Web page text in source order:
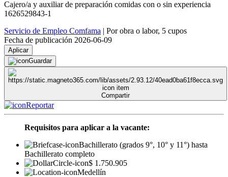
Cajero/a y auxiliar de preparación comidas con o sin experiencia
1626529843-1
Servicio de Empleo Comfama | Por obra o labor, 5 cupos
Fecha de publicación 2026-06-09
Aplicar
Guardar
Compartir
Reportar
Requisitos para aplicar a la vacante:
Bachillerato (grados 9°, 10° y 11°) hasta
Bachillerato completo
$ 1.750.905
Medellín